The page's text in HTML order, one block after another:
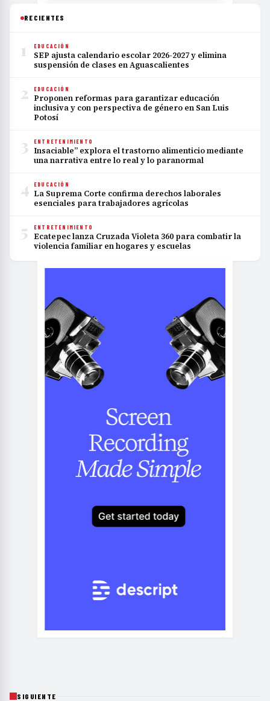
RECIENTES
1 EDUCACIÓN
SEP ajusta calendario escolar 2026-2027 y elimina
suspensión de clases en Aguascalientes
2 EDUCACIÓN
Proponen reformas para garantizar educación
inclusiva y con perspectiva de género en San Luis
Potosí
3 ENTRETENIMIENTO
Insaciable” explora el trastorno alimenticio mediante
una narrativa entre lo real y lo paranormal
4 EDUCACIÓN
La Suprema Corte confirma derechos laborales
esenciales para trabajadores agrícolas
5 ENTRETENIMIENTO
Ecatepec lanza Cruzada Violeta 360 para combatir la
violencia familiar en hogares y escuelas
SIGUIENTE